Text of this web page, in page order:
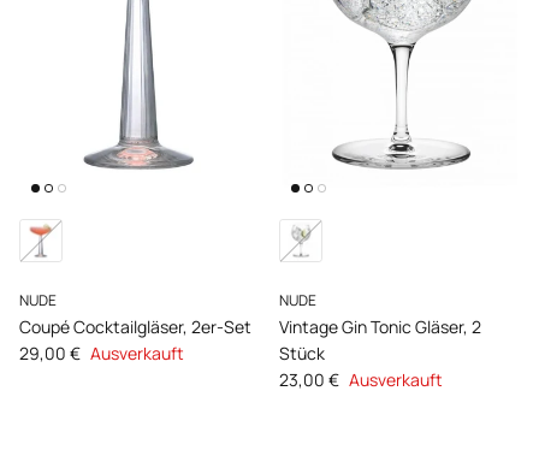
NUDE
Coupé Cocktailgläser, 2er-Set
Normaler Preis
29,00 € Ausverkauft
NUDE
Vintage Gin Tonic Gläser, 2
Stück
Normaler Preis
23,00 € Ausverkauft